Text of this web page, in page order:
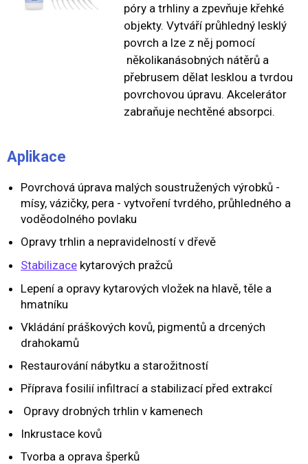
póry a trhliny a zpevňuje křehké
objekty. Vytváří průhledný lesklý
povrch a lze z něj pomocí
několikanásobných nátěrů a
přebrusem dělat lesklou a tvrdou
povrchovou úpravu. Akcelerátor
zabraňuje nechtěné absorpci.
Aplikace
Povrchová úprava malých soustružených výrobků -
mísy, vázičky, pera - vytvoření tvrdého, průhledného a
voděodolného povlaku
Opravy trhlin a nepravidelností v dřevě
Stabilizace kytarových pražců
Lepení a opravy kytarových vložek na hlavě, těle a
hmatníku
Vkládání práškových kovů, pigmentů a drcených
drahokamů
Restaurování nábytku a starožitností
Příprava fosilií infiltrací a stabilizací před extrakcí
Opravy drobných trhlin v kamenech
Inkrustace kovů
Tvorba a oprava šperků